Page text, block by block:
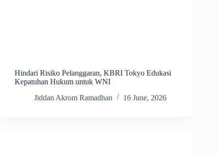
Hindari Risiko Pelanggaran, KBRI Tokyo Edukasi
Kepatuhan Hukum untuk WNI
Jiddan Akrom Ramadhan
16 June, 2026